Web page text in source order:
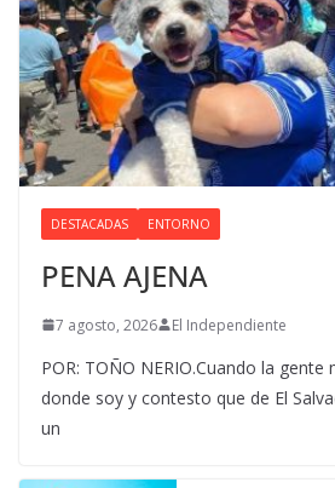
DESTACADAS ENTORNO
PENA AJENA
7 agosto, 2026 El Independiente
POR: TOÑO NERIO.Cuando la gente
donde soy y contesto que de El
un